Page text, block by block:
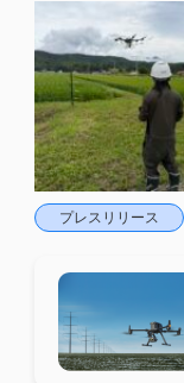
プレスリリース